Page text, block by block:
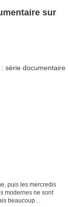
sur
puis les mercredis
modernes ne sont
beaucoup